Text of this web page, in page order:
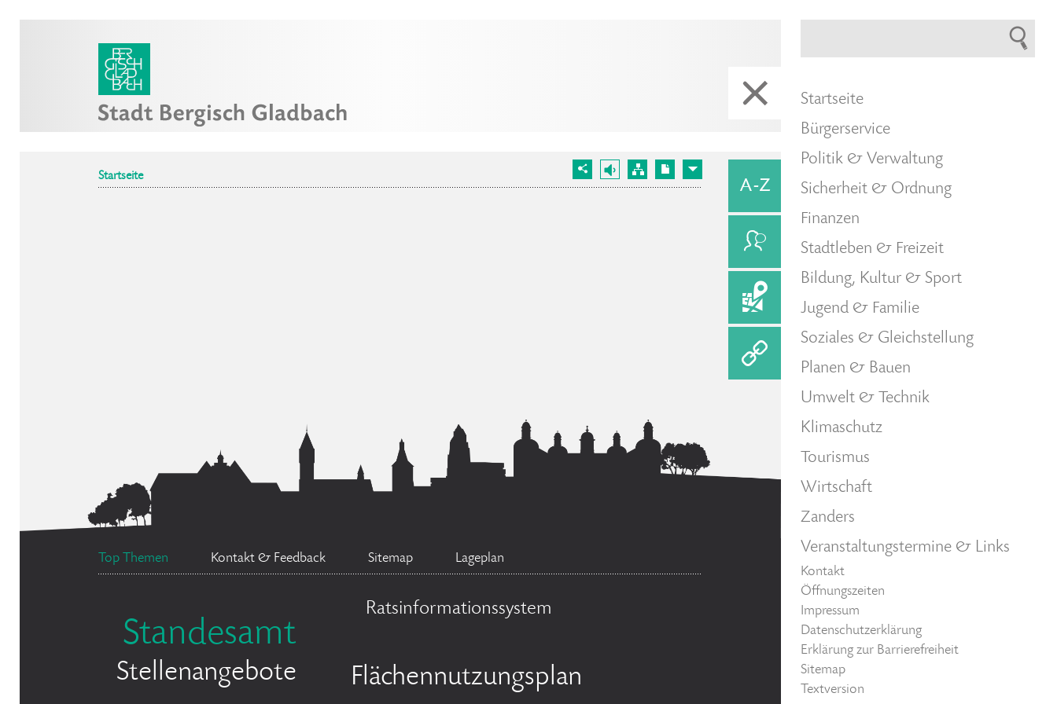
Startseite
Top Themen Kontakt & Feedback Sitemap Lageplan
Standesamt
Ratsinformationssystem
Stellenangebote Flächennutzungsplan
Startseite
Bürgerservice
Politik & Verwaltung
Sicherheit & Ordnung
Finanzen
Stadtleben & Freizeit
Bildung, Kultur & Sport
Jugend & Familie
Soziales & Gleichstellung
Planen & Bauen
Umwelt & Technik
Klimaschutz
Tourismus
Wirtschaft
Zanders
Veranstaltungstermine & Links
Kontakt
Öffnungszeiten
Impressum
Datenschutzerklärung
Erklärung zur Barrierefreiheit
Sitemap
Textversion